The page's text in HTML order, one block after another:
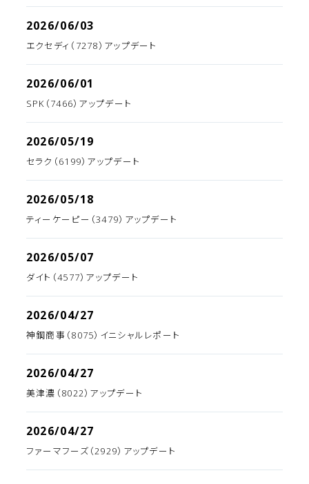
2026/06/03
エクセディ（7278）アップデート
2026/06/01
SPK（7466）アップデート
2026/05/19
セラク（6199）アップデート
2026/05/18
ティーケーピー（3479）アップデート
2026/05/07
ダイト（4577）アップデート
2026/04/27
神鋼商事（8075）イニシャルレポート
2026/04/27
美津濃（8022）アップデート
2026/04/27
ファーマフーズ（2929）アップデート